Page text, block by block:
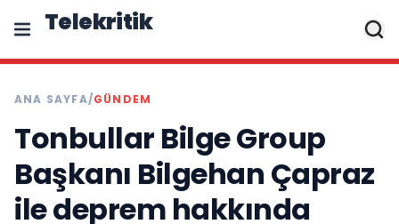
Telekritik
ANA SAYFA/GÜNDEM
Tonbullar Bilge Group
Başkanı Bilgehan Çapraz
ile deprem hakkında